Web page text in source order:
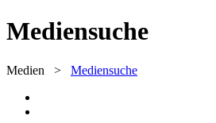
Mediensuche
Medien > Mediensuche